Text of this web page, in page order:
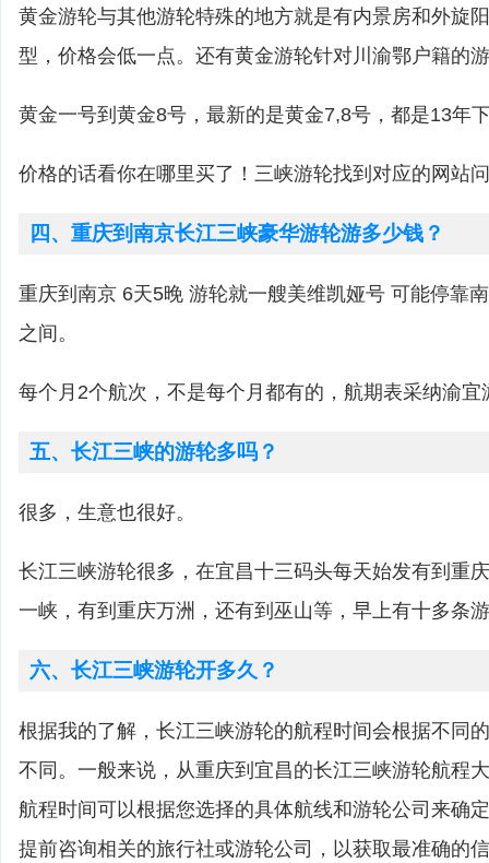
黄金游轮与其他游轮特殊的地方就是有内景房和外旋
型，价格会低一点。还有黄金游轮针对川渝鄂户籍的
黄金一号到黄金8号，最新的是黄金7,8号，都是13年
价格的话看你在哪里买了！三峡游轮找到对应的网站
四、重庆到南京长江三峡豪华游轮游多少钱？
重庆到南京 6天5晚 游轮就一艘美维凯娅号 可能停靠
之间。
每个月2个航次，不是每个月都有的，航期表采纳渝宜
五、长江三峡的游轮多吗？
很多，生意也很好。
长江三峡游轮很多，在宜昌十三码头每天始发有到重
一峡，有到重庆万洲，还有到巫山等，早上有十多条
六、长江三峡游轮开多久？
根据我的了解，长江三峡游轮的航程时间会根据不同
不同。一般来说，从重庆到宜昌的长江三峡游轮航程
航程时间可以根据您选择的具体航线和游轮公司来确
提前咨询相关的旅行社或游轮公司，以获取最准确的